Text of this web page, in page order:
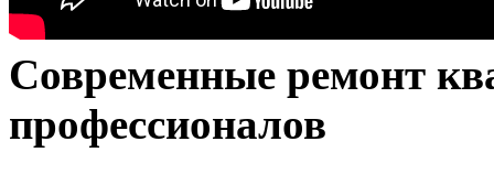
Современные ремонт
профессионалов